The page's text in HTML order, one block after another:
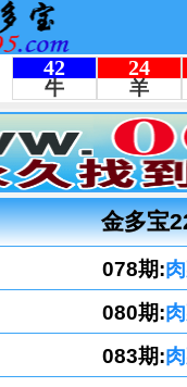
金多宝
078期:
080期:
083期: